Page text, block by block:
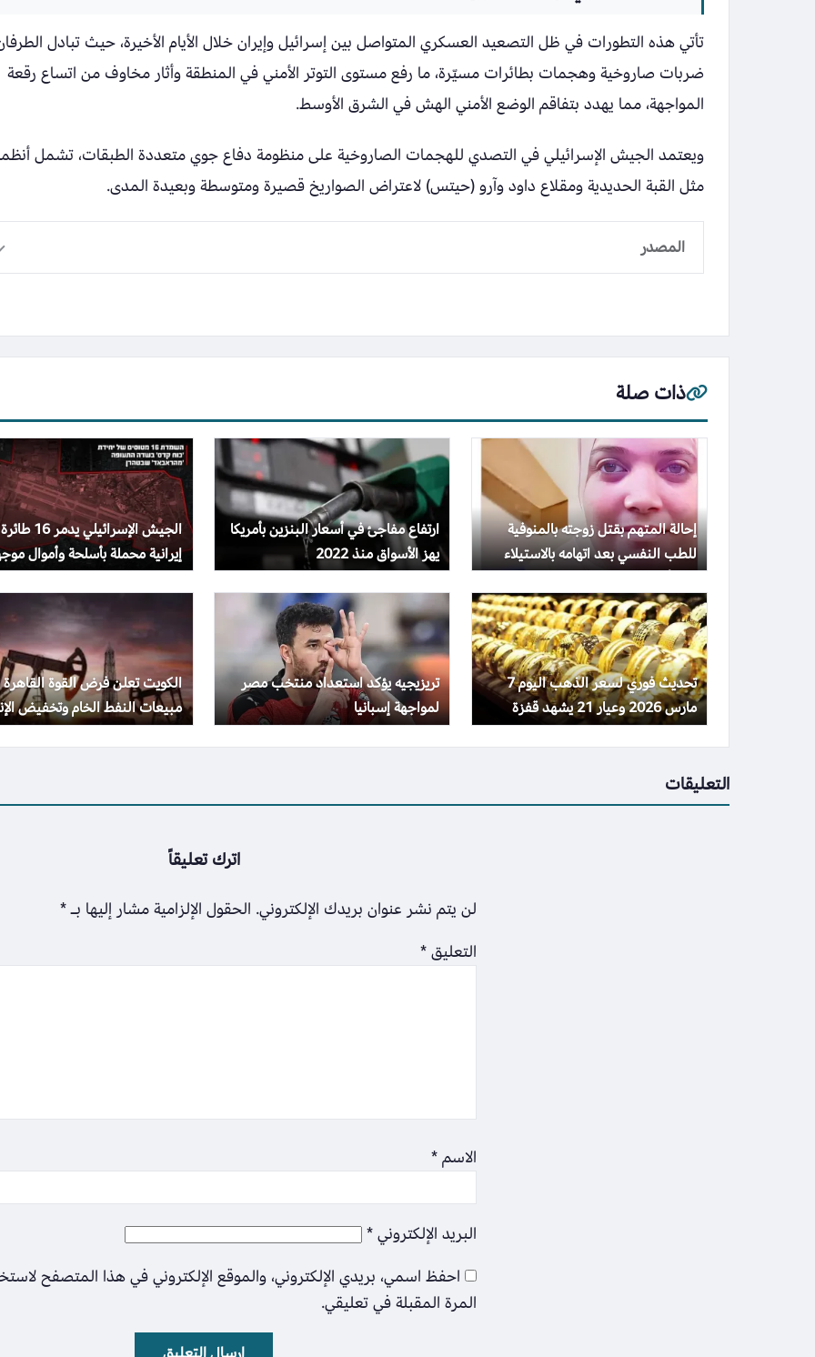
تأتي هذه التطورات في ظل التصعيد العسكري المتواصل بين إسرائيل وإيران خلال الأيام الأخيرة، حيث تبادل
ضربات صاروخية وهجمات بطائرات مسيّرة، ما رفع مستوى التوتر الأمني في المنطقة وأثار مخاوف من اتساع رقعة
المواجهة، مما يهدد بتفاقم الوضع الأمني الهش في الشرق الأوسط.
ويعتمد الجيش الإسرائيلي في التصدي للهجمات الصاروخية على منظومة دفاع جوي متعددة الطبقات، تشمل
مثل القبة الحديدية ومقلاع داود وآرو (حيتس) لاعتراض الصواريخ قصيرة ومتوسطة وبعيدة المدى.
المصدر
ذات صلة
إحالة المتهم بقتل زوجته بالمنوفية
للطب النفسي بعد اتهامه بالاستيلاء
على أموالها
ارتفاع مفاجئ في أسعار البنزين بأمريكا
يهز الأسواق منذ 2022
الجيش الإسرائيلي يدمر 16 طائرة
إيرانية محملة بأسلحة وأموال
لحزب الله
تحديث فوري لسعر الذهب اليوم 7
مارس 2026 وعيار 21 يشهد قفزة
مفاجئة
تريزيجيه يؤكد استعداد منتخب مصر
لمواجهة إسبانيا
الكويت تعلن فرض القوة
مبيعات النفط الخام وتخفيض
بسبب الحرب
التعليقات
اترك تعليقاً
لن يتم نشر عنوان بريدك الإلكتروني. الحقول الإلزامية مشار إليها بـ*
التعليق*
الاسم*
البريد الإلكتروني*
احفظ اسمي، بريدي الإلكتروني، والموقع الإلكتروني في هذا المتصفح
المرة المقبلة في تعليقي.